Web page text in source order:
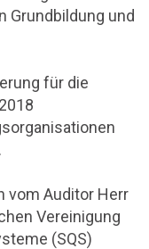
Grundbildung und
für die
vom Auditor Herr
Vereinigung
(SQS)